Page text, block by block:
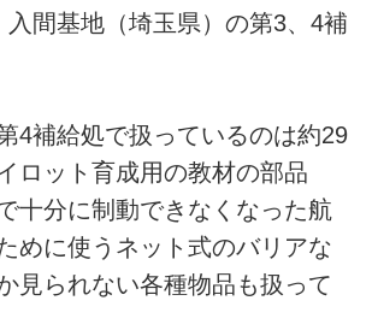
入間基地（埼玉県）の第3、4補
4補給処で扱っているのは約29
ロット育成用の教材の部品
十分に制動できなくなった航
めに使うネット式のバリアな
見られない各種物品も扱って